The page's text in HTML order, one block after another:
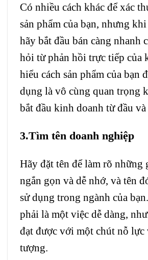
Có nhiều cách khác để xác
sản phẩm của bạn, nhưng
hãy bắt đầu bán càng nhanh
hỏi từ phản hồi trực tiếp của
hiểu cách sản phẩm của bạn
dụng là vô cùng quan trọng
bắt đầu kinh doanh từ đầu
3.Tìm tên doanh nghiệp
Hãy đặt tên để làm rõ những
ngắn gọn và dễ nhớ, và tên
sử dụng trong ngành của
phải là một việc dễ dàng,
đạt được với một chút nỗ lực
tượng.